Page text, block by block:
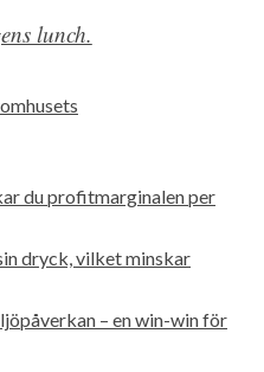
lunch.
du profitmarginalen per
dryck, vilket minskar
– en win-win för